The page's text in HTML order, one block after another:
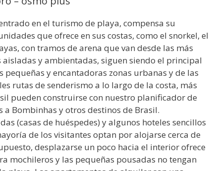
en el turismo de playa, compensa su
que ofrece en sus costas, como el snorkel, el
con tramos de arena que van desde las más
y ambientadas, siguen siendo el principal
y encantadoras zonas urbanas y de las
rutas de senderismo a lo largo de la costa, más
pueden construirse con nuestro planificador de
Bombinhas y otros destinos de Brasil.
(casas de huéspedes) y algunos hoteles sencillos
de los visitantes optan por alojarse cerca de
desplazarse un poco hacia el interior ofrece
mochileros y las pequeñas pousadas no tengan